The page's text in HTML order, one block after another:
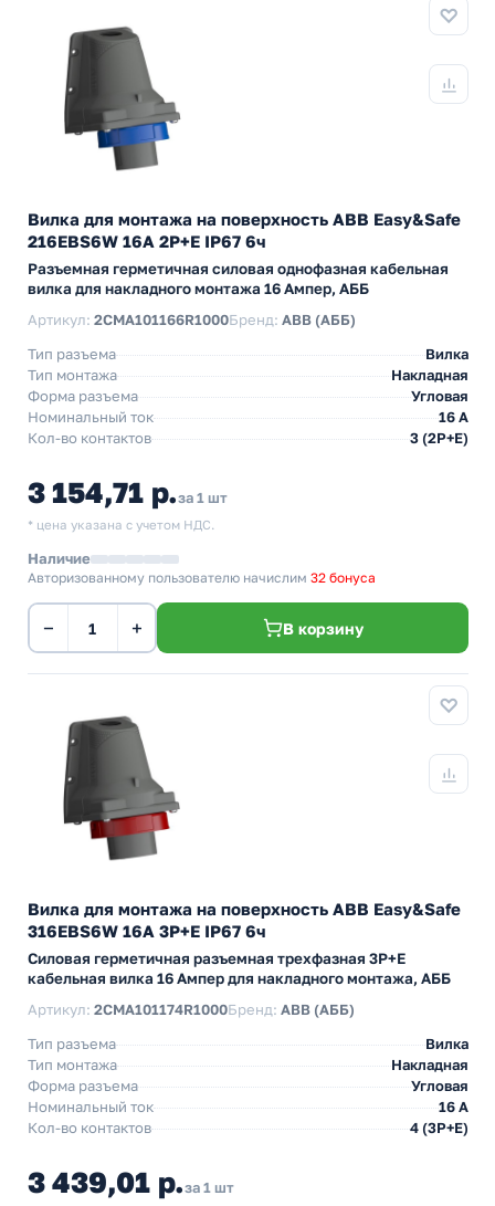
Вилка для монтажа на поверхность ABB Easy&Safe
216EBS6W 16A 2P+E IP67 6ч
Разъемная герметичная силовая однофазная кабельная
вилка для накладного монтажа 16 Ампер, АББ
Артикул: 2CMA101166R1000Бренд: ABB (АББ)
Тип разъема
Вилка
Тип монтажа
Накладная
Форма разъема
Угловая
Номинальный ток
16 А
Кол-во контактов
3 (2P+E)
3 154,71 р.за 1 шт
* цена указана с учетом НДС.
Наличие
Авторизованному пользователю начислим 32 бонуса
− + В корзину
Вилка для монтажа на поверхность ABB Easy&Safe
316EBS6W 16A 3P+E IP67 6ч
Силовая герметичная разъемная трехфазная 3P+E
кабельная вилка 16 Ампер для накладного монтажа, АББ
Артикул: 2CMA101174R1000Бренд: ABB (АББ)
Тип разъема
Вилка
Тип монтажа
Накладная
Форма разъема
Угловая
Номинальный ток
16 А
Кол-во контактов
4 (3P+E)
3 439,01 р.за 1 шт